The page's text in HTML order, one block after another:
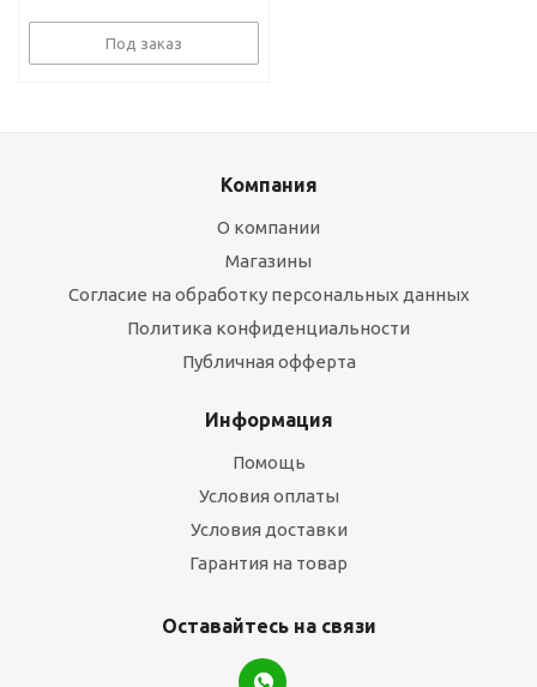
Под заказ
Компания
О компании
Магазины
Согласие на обработку персональных данных
Политика конфиденциальности
Публичная офферта
Информация
Помощь
Условия оплаты
Условия доставки
Гарантия на товар
Оставайтесь на связи